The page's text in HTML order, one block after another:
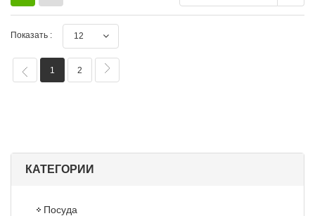
КАТЕГОРИИ
Посуда
Показать : 12
1 2